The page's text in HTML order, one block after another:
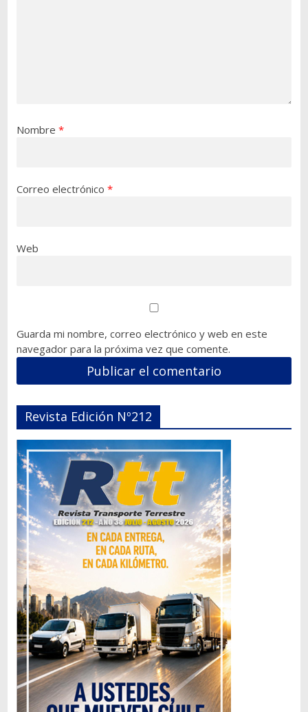
Nombre *
Correo electrónico *
Web
Guarda mi nombre, correo electrónico y web en este
navegador para la próxima vez que comente.
Revista Edición Nº212